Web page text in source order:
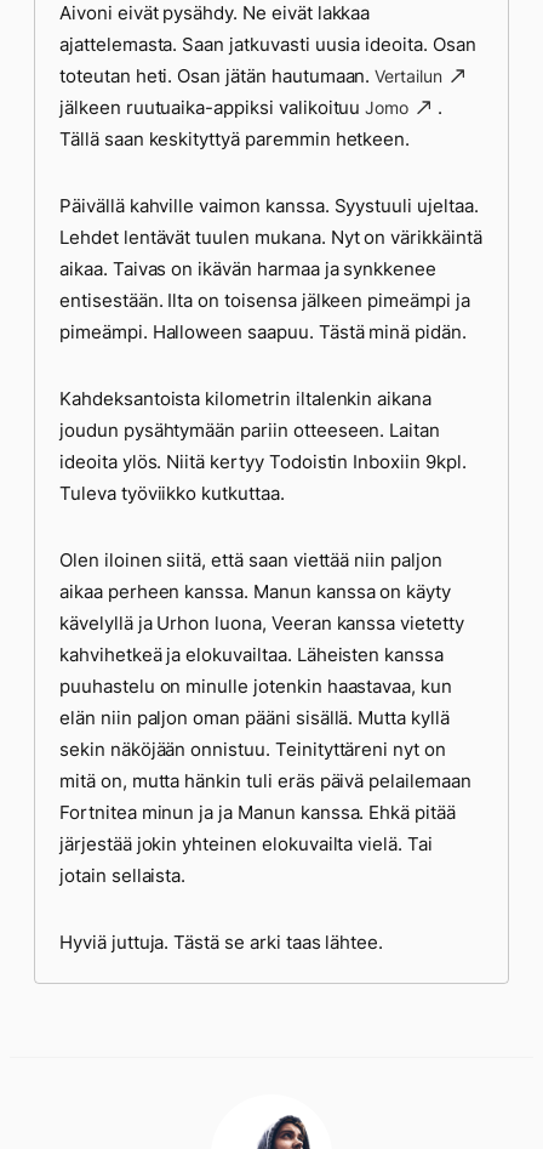
Aivoni eivät pysähdy. Ne eivät lakkaa
ajattelemasta. Saan jatkuvasti uusia ideoita. Osan
toteutan heti. Osan jätän hautumaan.Vertailun
jälkeen ruutuaika-appiksi valikoituuJomo
.
Tällä saan keskityttyä paremmin hetkeen.
Päivällä kahville vaimon kanssa. Syystuuli ujeltaa.
Lehdet lentävät tuulen mukana. Nyt on värikkäintä
aikaa. Taivas on ikävän harmaa ja synkkenee
entisestään. Ilta on toisensa jälkeen pimeämpi ja
pimeämpi. Halloween saapuu. Tästä minä pidän.
Kahdeksantoista kilometrin iltalenkin aikana
joudun pysähtymään pariin otteeseen. Laitan
ideoita ylös. Niitä kertyy Todoistin Inboxiin 9kpl.
Tuleva työviikko kutkuttaa.
Olen iloinen siitä, että saan viettää niin paljon
aikaa perheen kanssa. Manun kanssa on käyty
kävelyllä ja Urhon luona, Veeran kanssa vietetty
kahvihetkeä ja elokuvailtaa. Läheisten kanssa
puuhastelu on minulle jotenkin haastavaa, kun
elän niin paljon oman pääni sisällä. Mutta kyllä
sekin näköjään onnistuu. Teinityttäreni nyt on
mitä on, mutta hänkin tuli eräs päivä pelailemaan
Fortnitea minun ja ja Manun kanssa. Ehkä pitää
järjestää jokin yhteinen elokuvailta vielä. Tai
jotain sellaista.
Hyviä juttuja. Tästä se arki taas lähtee.